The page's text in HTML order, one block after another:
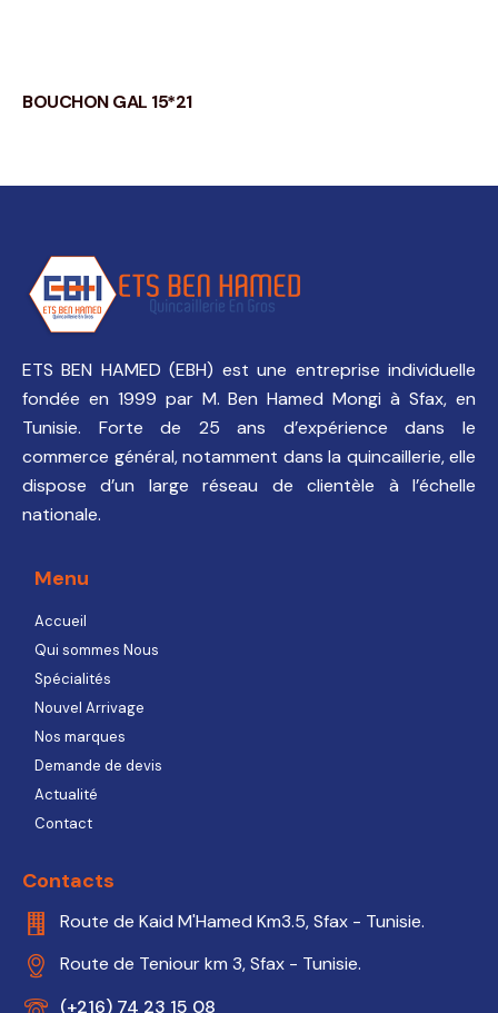
BOUCHON GAL 15*21
ETS BEN HAMED (EBH) est une entreprise individuelle
fondée en 1999 par M. Ben Hamed Mongi à Sfax, en
Tunisie. Forte de 25 ans d’expérience dans le
commerce général, notamment dans la quincaillerie, elle
dispose d’un large réseau de clientèle à l’échelle
nationale.
Menu
Accueil
Qui sommes Nous
Spécialités
Nouvel Arrivage
Nos marques
Demande de devis
Actualité
Contact
Contacts
Route de Kaid M'Hamed Km3.5, Sfax - Tunisie.
Route de Teniour km 3, Sfax - Tunisie.
(+216) 74 23 15 08